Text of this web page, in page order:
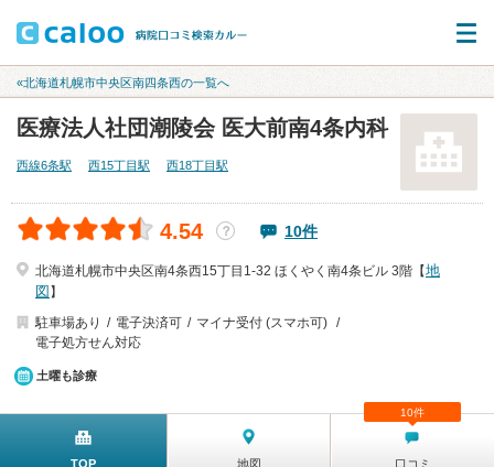
«北海道札幌市中央区南四条西の一覧へ
医療法人社団潮陵会 医大前南4条内科
西線6条駅 西15丁目駅 西18丁目駅
4.54 ？ 10件
北海道札幌市中央区南4条西15丁目1-32 ほくやく南4条ビル 3階【地
図 】
駐車場あり
電子決済可
マイナ受付 (スマホ可)
電子処方せん対応
土曜も診療
TOP 地図 口コミ
10件